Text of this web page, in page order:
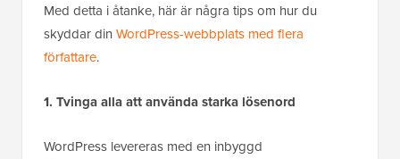
Med detta i åtanke, här är några tips om hur du
skyddar din WordPress-webbplats med flera
författare.
1. Tvinga alla att använda starka lösenord
WordPress levereras med en inbyggd